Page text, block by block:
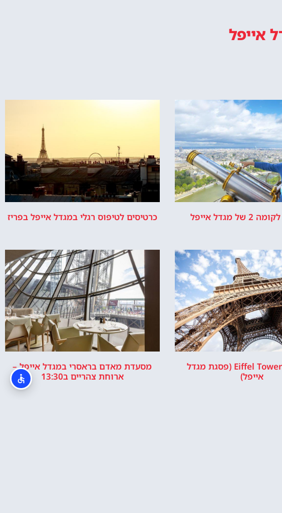
אייפל
מגדל אייפל כרטיסים לטיפוס רגלי במגדל אייפל בפריז
Eiffel Tower Summit (פסגת מגדל
אייפל)
מסעדת מאדם בראסרי במגדל אייפל –
ארוחת צהריים ב13:30